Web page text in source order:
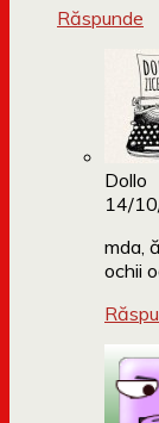
Răspunde
Dollo
14/
mda,
ochii